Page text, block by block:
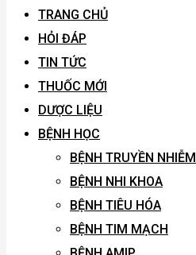
TRANG CHỦ
HỎI ĐÁP
TIN TỨC
THUỐC MỚI
DƯỢC LIỆU
BỆNH HỌC
BỆNH TRUYỀN NHIỄM
BỆNH NHI KHOA
BỆNH TIÊU HÓA
BỆNH TIM MẠCH